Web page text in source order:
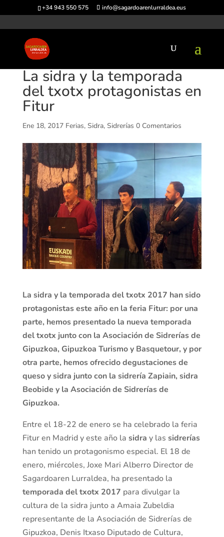
+34 943 550 575 info@sagardoarenlurraldea.eus
La sidra y la temporada
del txotx protagonistas en
Fitur
Ene 18, 2017 Ferias, Sidra, Sidrerías 0 Comentarios
La sidra y la temporada del txotx 2017 han sido
protagonistas este año en la feria Fitur: por una
parte, hemos presentado la nueva temporada
del txotx junto con la Asociación de Sidrerías de
Gipuzkoa, Gipuzkoa Turismo y Basquetour, y por
otra parte, hemos ofrecido degustaciones de
queso y sidra junto con la sidrería Zapiain, sidra
Beobide y la Asociación de Sidrerías de
Gipuzkoa.
Entre el 18-22 de enero se ha celebrado la feria
Fitur en Madrid y este año la sidra y las sidrerías
han tenido un protagonismo especial. El 18 de
enero, miércoles, Joxe Mari Alberro Director de
Sagardoaren Lurraldea, ha presentado la
temporada del txotx 2017 para divulgar la
cultura de la sidra junto a Amaia Zubeldia
representante de la Asociación de Sidrerías de
Gipuzkoa, Denis Itxaso Diputado de Cultura,